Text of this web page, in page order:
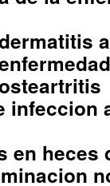
en heces